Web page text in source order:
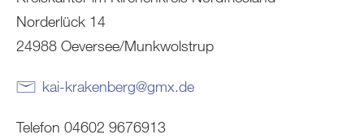
Norderlück 14
24988 Oeversee/Munkwolstrup
kai-krakenberg@gmx.de
Telefon 04602 9676913